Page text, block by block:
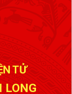
TỬ
LONG